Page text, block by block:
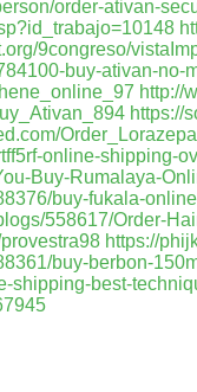
order-ativan-
9congreso/
buy-ativan-no-
http://
https://
online-shipping-
Buy-Rumalaya-
buy-fukala-
558617/Order-
https://
buy-berbon-
shipping-best-